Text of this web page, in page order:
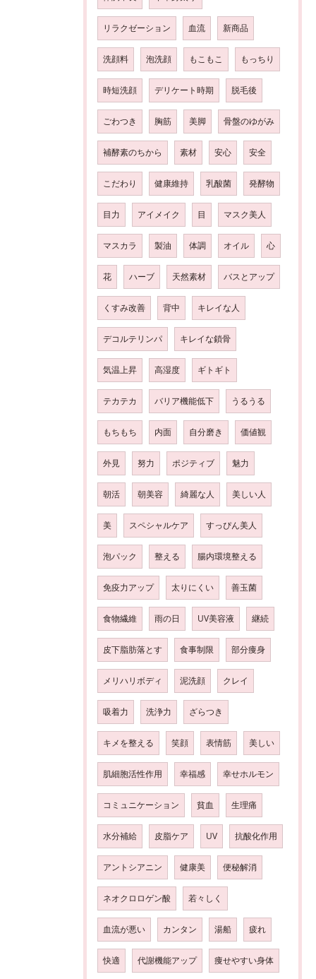
リラクゼーション 血流 新商品
洗顔料 泡洗顔 もこもこ もっちり
時短洗顔 デリケート時期 脱毛後
ごわつき 胸筋 美脚 骨盤のゆがみ
補酵素のちから 素材 安心 安全
こだわり 健康維持 乳酸菌 発酵物
目力 アイメイク 目 マスク美人
マスカラ 製油 体調 オイル 心
花 ハーブ 天然素材 バスとアップ
くすみ改善 背中 キレイな人
デコルテリンパ キレイな鎖骨
気温上昇 高湿度 ギトギト
テカテカ バリア機能低下 うるうる
もちもち 内面 自分磨き 価値観
外見 努力 ポジティブ 魅力
朝活 朝美容 綺麗な人 美しい人
美 スペシャルケア すっぴん美人
泡パック 整える 腸内環境整える
免疫力アップ 太りにくい 善玉菌
食物繊維 雨の日 UV美容液 継続
皮下脂肪落とす 食事制限 部分痩身
メリハリボディ 泥洗顔 クレイ
吸着力 洗浄力 ざらつき
キメを整える 笑顔 表情筋 美しい
肌細胞活性作用 幸福感 幸せホルモン
コミュニケーション 貧血 生理痛
水分補給 皮脂ケア UV 抗酸化作用
アントシアニン 健康美 便秘解消
ネオクロロゲン酸 若々しく
血流が悪い カンタン 湯船 疲れ
快適 代謝機能アップ 痩せやすい身体